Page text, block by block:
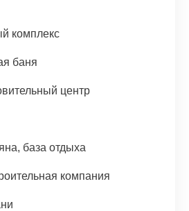
комплекс
баня
центр
база отдыха
компания